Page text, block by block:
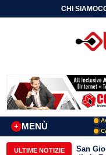
CHI SIAMO
MENÙ
+
ULTIME NOTIZIE
San